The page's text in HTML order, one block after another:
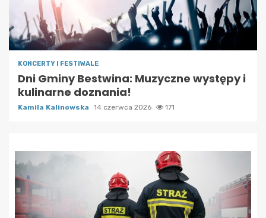
KONCERTY I FESTIWALE
Dni Gminy Bestwina: Muzyczne występy i
kulinarne doznania!
Kamila Kalinowska 14 czerwca 2026 171